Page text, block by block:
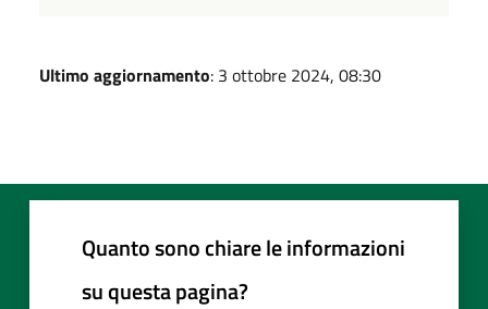
Ultimo aggiornamento: 3 ottobre 2024, 08:30
Quanto sono chiare le informazioni
su questa pagina?